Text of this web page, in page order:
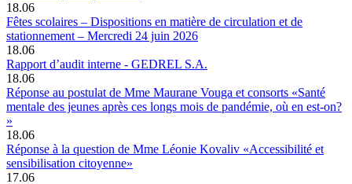
18.06
Fêtes scolaires – Dispositions en matière de circulation et de
stationnement – Mercredi 24 juin 2026
18.06
Rapport d’audit interne - GEDREL S.A.
18.06
Réponse au postulat de Mme Maurane Vouga et consorts «Santé
mentale des jeunes après ces longs mois de pandémie, où en est-on?
»
18.06
Réponse à la question de Mme Léonie Kovaliv «Accessibilité et
sensibilisation citoyenne»
17.06